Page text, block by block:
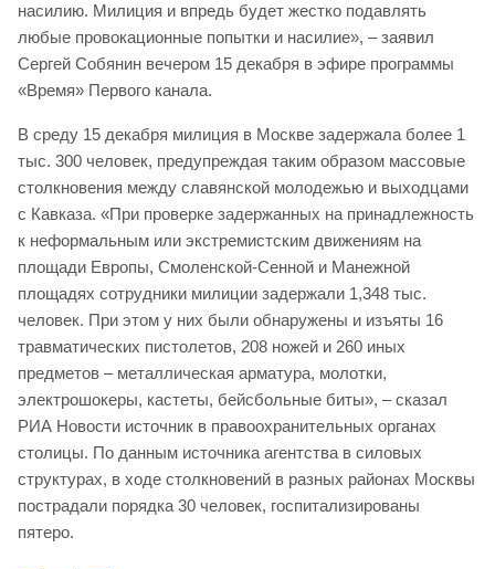
насилию. Милиция и впредь будет жестко подавлять
любые провокационные попытки и насилие», – заявил
Сергей Собянин вечером 15 декабря в эфире программы
«Время» Первого канала.
В среду 15 декабря милиция в Москве задержала более 1
тыс. 300 человек, предупреждая таким образом массовые
столкновения между славянской молодежью и выходцами
с Кавказа. «При проверке задержанных на принадлежность
к неформальным или экстремистским движениям на
площади Европы, Смоленской-Сенной и Манежной
площадях сотрудники милиции задержали 1,348 тыс.
человек. При этом у них были обнаружены и изъяты 16
травматических пистолетов, 208 ножей и 260 иных
предметов – металлическая арматура, молотки,
электрошокеры, кастеты, бейсбольные биты», – сказал
РИА Новости источник в правоохранительных органах
столицы. По данным источника агентства в силовых
структурах, в ходе столкновений в разных районах Москвы
пострадали порядка 30 человек, госпитализированы
пятеро.